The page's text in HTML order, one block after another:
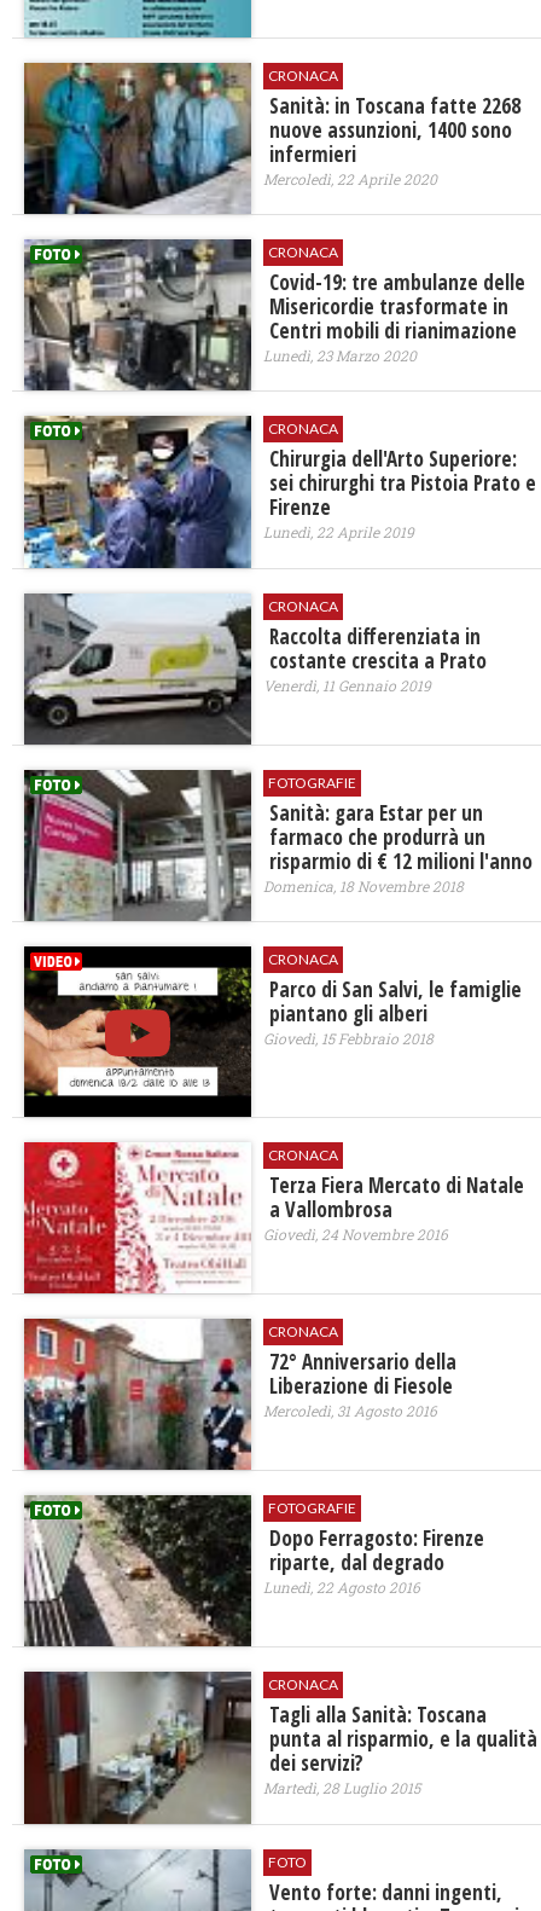
CRONACA
Sanità: in Toscana fatte 2268
nuove assunzioni, 1400 sono
infermieri
Mercoledì, 22 Aprile 2020
CRONACA
Covid-19: tre ambulanze delle
Misericordie trasformate in
Centri mobili di rianimazione
Lunedì, 23 Marzo 2020
CRONACA
Chirurgia dell'Arto Superiore:
sei chirurghi tra Pistoia Prato e
Firenze
Lunedì, 22 Aprile 2019
CRONACA
Raccolta differenziata in
costante crescita a Prato
Venerdì, 11 Gennaio 2019
FOTOGRAFIE
Sanità: gara Estar per un
farmaco che produrrà un
risparmio di € 12 milioni l'anno
Domenica, 18 Novembre 2018
CRONACA
Parco di San Salvi, le famiglie
piantano gli alberi
Giovedì, 15 Febbraio 2018
CRONACA
Terza Fiera Mercato di Natale
a Vallombrosa
Giovedì, 24 Novembre 2016
CRONACA
72° Anniversario della
Liberazione di Fiesole
Mercoledì, 31 Agosto 2016
FOTOGRAFIE
Dopo Ferragosto: Firenze
riparte, dal degrado
Lunedì, 22 Agosto 2016
CRONACA
​Tagli alla Sanità: Toscana
punta al risparmio, e la qualità
dei servizi?
Martedì, 28 Luglio 2015
FOTO
Vento forte: danni ingenti,